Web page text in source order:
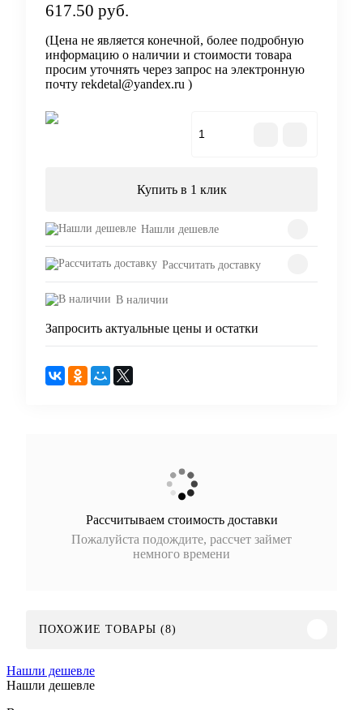
617.50 руб.
(Цена не является конечной, более подробную
информацию о наличии и стоимости товара
просим уточнять через запрос на электронную
почту rekdetal@yandex.ru )
Купить в 1 клик
Нашли дешевле
Рассчитать доставку
В наличии
Запросить актуальные цены и остатки
Рассчитываем стоимость доставки
Пожалуйста подождите, рассчет займет
немного времени
ПОХОЖИЕ ТОВАРЫ (8)
Нашли дешевле
Нашли дешевле